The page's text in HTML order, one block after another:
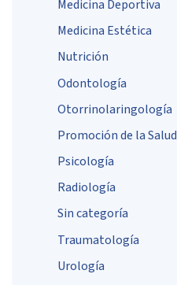
Medicina Deportiva
Medicina Estética
Nutrición
Odontología
Otorrinolaringología
Promoción de la Salud
Psicología
Radiología
Sin categoría
Traumatología
Urología